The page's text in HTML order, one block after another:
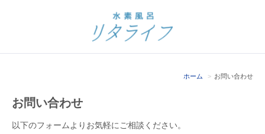
ホーム お問い合わせ
お問い合わせ
以下のフォームよりお気軽にご相談ください。